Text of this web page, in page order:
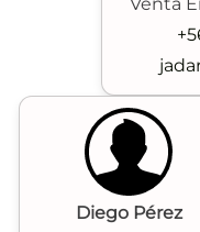
Diego Pérez